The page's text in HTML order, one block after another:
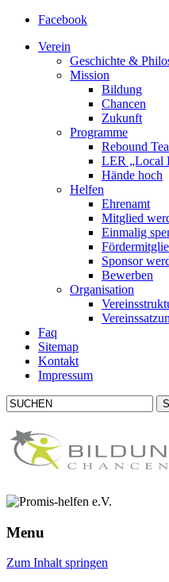
Facebook
Verein
Geschichte &
Mission
Bildung
Chancen
Zukunft
Programme
Rebound
LER „Local
Hände hoch
Helfen
Ehrenamt
Mitglied
Einmalig
Sponsor
Bewerben
Organisation
Faq
Sitemap
Kontakt
Impressum
Menu
Zum Inhalt springen